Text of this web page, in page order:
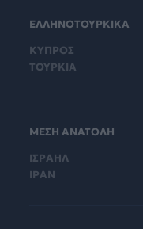
ΕΛΛΗΝΟΤΟΥΡΚΙΚΑ
ΚΥΠΡΟΣ
ΤΟΥΡΚΙΑ
ΜΕΣΗ ΑΝΑΤΟΛΗ
ΙΣΡΑΗΛ
ΙΡΑΝ